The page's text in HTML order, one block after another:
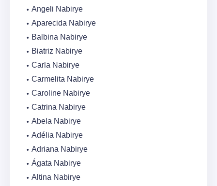
Angeli Nabirye
Aparecida Nabirye
Balbina Nabirye
Biatriz Nabirye
Carla Nabirye
Carmelita Nabirye
Caroline Nabirye
Catrina Nabirye
Abela Nabirye
Adélia Nabirye
Adriana Nabirye
Ágata Nabirye
Altina Nabirye